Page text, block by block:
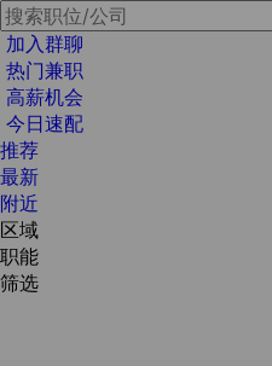
加入群聊
热门兼职
高薪机会
今日速配
推荐
最新
附近
区域
职能
筛选